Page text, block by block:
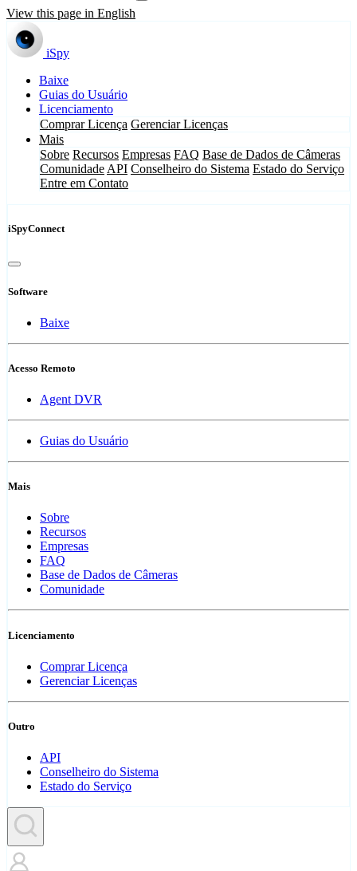
View this page in English
iSpy
Baixe
Guias do Usuário
Licenciamento
Comprar Licença Gerenciar Licenças
Mais
Sobre Recursos Empresas FAQ Base de Dados de Câmeras
Comunidade API Conselheiro do Sistema Estado do Serviço
Entre em Contato
iSpyConnect
Software
Baixe
Acesso Remoto
Agent DVR
Guias do Usuário
Mais
Sobre
Recursos
Empresas
FAQ
Base de Dados de Câmeras
Comunidade
Licenciamento
Comprar Licença
Gerenciar Licenças
Outro
API
Conselheiro do Sistema
Estado do Serviço